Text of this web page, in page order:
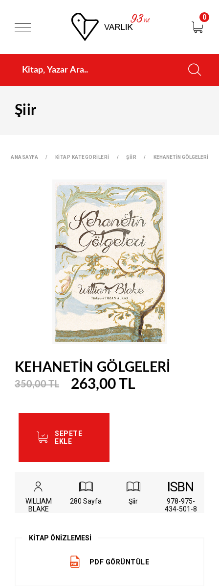
0
Şiir
ANASAYFA KİTAP KATEGORİLERİ ŞİİR KEHANETİN GÖLGELERİ
KEHANETİN GÖLGELERİ
350,00 TL 263,00 TL
WILLIAM
BLAKE
280 Sayfa Şiir
978-975-
434-501-8
SEPETE
EKLE
KİTAP ÖNİZLEMESİ
PDF GÖRÜNTÜLE